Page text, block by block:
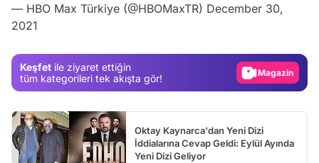
— HBO Max Türkiye (@HBOMaxTR) December 30,
2021
Keşfet ile ziyaret ettiğin
tüm kategorileri tek akışta gör!
Magazin
Video
Oktay Kaynarca'dan Yeni Dizi
İddialarına Cevap Geldi: Eylül Ayında
Yeni Dizi Geliyor